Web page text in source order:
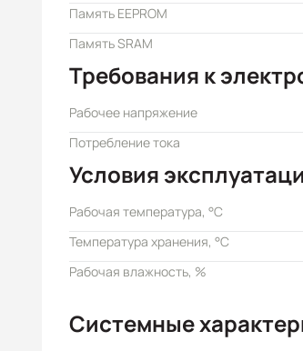
Память EEPROM
Память SRAM
Требования к
Рабочее напряжение
Потребление тока
Условия
Рабочая температура, °C
Температура хранения, °C
Рабочая влажность, %
Системные